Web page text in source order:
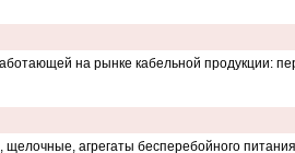
на рынке кабельной продукции:
агрегаты бесперебойного